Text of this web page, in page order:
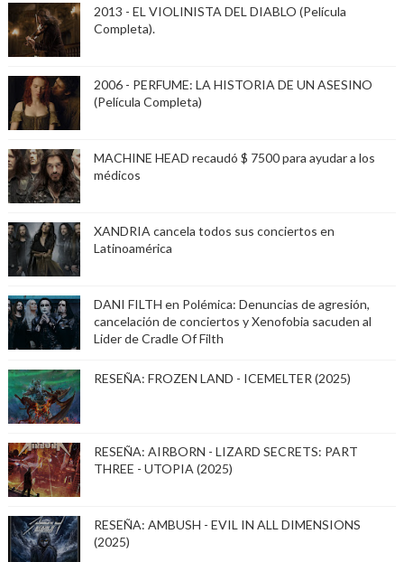
2013 - EL VIOLINISTA DEL DIABLO (Película
Completa).
2006 - PERFUME: LA HISTORIA DE UN ASESINO
(Película Completa)
MACHINE HEAD recaudó $ 7500 para ayudar a los
médicos
XANDRIA cancela todos sus conciertos en
Latinoamérica
DANI FILTH en Polémica: Denuncias de agresión,
cancelación de conciertos y Xenofobia sacuden al
Lider de Cradle Of Filth
RESEÑA: FROZEN LAND - ICEMELTER (2025)
RESEÑA: AIRBORN - LIZARD SECRETS: PART
THREE - UTOPIA (2025)
RESEÑA: AMBUSH - EVIL IN ALL DIMENSIONS
(2025)